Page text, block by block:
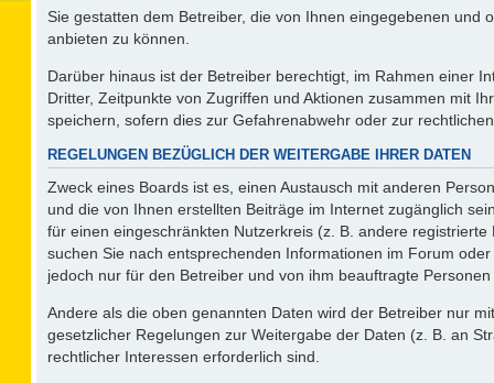
Sie gestatten dem Betreiber, die von Ihnen eingegebenen
anbieten zu können.
Darüber hinaus ist der Betreiber berechtigt, im Rahmen einer
Dritter, Zeitpunkte von Zugriffen und Aktionen zusammen mit
speichern, sofern dies zur Gefahrenabwehr oder zur
REGELUNGEN BEZÜGLICH DER WEITERGABE IHRER DATEN
Zweck eines Boards ist es, einen Austausch mit anderen
und die von Ihnen erstellten Beiträge im Internet zugänglich
für einen eingeschränkten Nutzerkreis (z. B. andere
suchen Sie nach entsprechenden Informationen im Forum
jedoch nur für den Betreiber und von ihm beauftragte
Andere als die oben genannten Daten wird der Betreiber nur
gesetzlicher Regelungen zur Weitergabe der Daten (z. B. an
rechtlicher Interessen erforderlich sind.